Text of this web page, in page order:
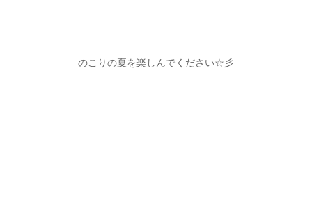
のこりの夏を楽しんでください☆彡